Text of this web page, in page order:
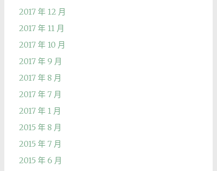
2017 年 12 月
2017 年 11 月
2017 年 10 月
2017 年 9 月
2017 年 8 月
2017 年 7 月
2017 年 1 月
2015 年 8 月
2015 年 7 月
2015 年 6 月